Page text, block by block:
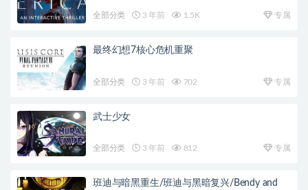
全部分类 3 年前 1.5K 专属
最终幻想7核心危机重聚
全部分类 3 年前 702 专属
武士少女
全部分类 3 年前 812 专属
班迪与暗黑重生/班迪与黑暗复兴/Bendy and